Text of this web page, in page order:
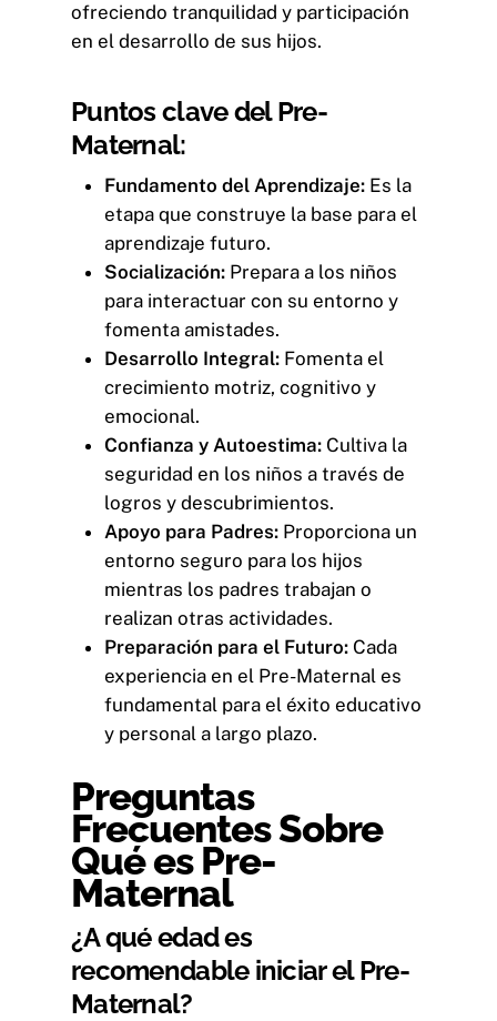
ofreciendo tranquilidad y participación
en el desarrollo de sus hijos.
Puntos clave del Pre-
Maternal:
Fundamento del Aprendizaje: Es la
etapa que construye la base para el
aprendizaje futuro.
Socialización: Prepara a los niños
para interactuar con su entorno y
fomenta amistades.
Desarrollo Integral: Fomenta el
crecimiento motriz, cognitivo y
emocional.
Confianza y Autoestima: Cultiva la
seguridad en los niños a través de
logros y descubrimientos.
Apoyo para Padres: Proporciona un
entorno seguro para los hijos
mientras los padres trabajan o
realizan otras actividades.
Preparación para el Futuro: Cada
experiencia en el Pre-Maternal es
fundamental para el éxito educativo
y personal a largo plazo.
Preguntas
Frecuentes Sobre
Qué es Pre-
Maternal
¿A qué edad es
recomendable iniciar el Pre-
Maternal?